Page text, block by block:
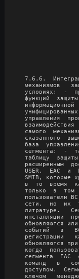
7.6.6.
механизмов
условиях:  -
функций
управления
самого
сказанного
база
сегмента:  -
таблицу
расширенным
USER,  EAC  и
SMIB, которые
в  то  время
только  в  том
пользователи
сети,  но  их
литратуре.
инсталляции
обновляются
событий   в
регистрации
обновляются
когда
сегмента  ЕАС
команд   в
доступом.
ключом